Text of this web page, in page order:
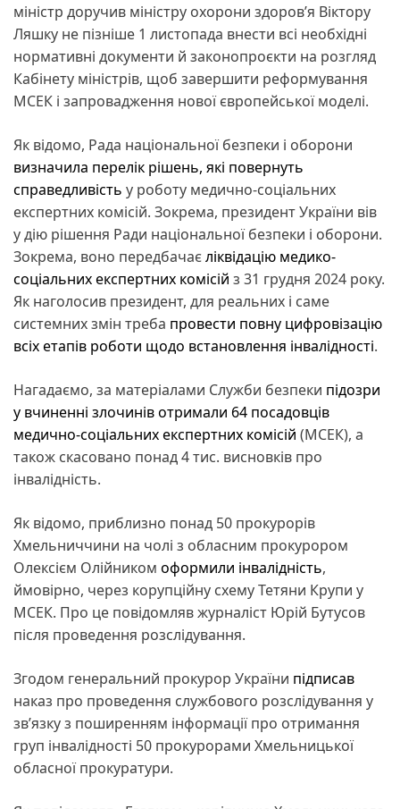
міністр доручив міністру охорони здоров’я Віктору
Ляшку не пізніше 1 листопада внести всі необхідні
нормативні документи й законопроєкти на розгляд
Кабінету міністрів, щоб завершити реформування
МСЕК і запровадження нової європейської моделі.
Як відомо, Рада національної безпеки і оборони
визначила перелік рішень, які повернуть
справедливість у роботу медично-соціальних
експертних комісій. Зокрема, президент України вів
у дію рішення Ради національної безпеки і оборони.
Зокрема, воно передбачаєліквідацію медико-
соціальних експертних комісій з 31 грудня 2024 року.
Як наголосив президент, для реальних і саме
системних змін треба провести повну цифровізацію
всіх етапів роботи щодо встановлення інвалідності.
Нагадаємо, за матеріалами Служби безпеки підозри
у вчиненні злочинів отримали 64 посадовців
медично-соціальних експертних комісій (МСЕК), а
також скасовано понад 4 тис. висновків про
інвалідність.
Як відомо, приблизно понад 50 прокурорів
Хмельниччини на чолі з обласним прокурором
Олексієм Олійником оформили інвалідність,
ймовірно, через корупційну схему Тетяни Крупи у
МСЕК. Про це повідомляв журналіст Юрій Бутусов
після проведення розслідування.
Згодом генеральний прокурор України підписав
наказ про проведення службового розслідування у
зв’язку з поширенням інформації про отримання
груп інвалідності 50 прокурорами Хмельницької
обласної прокуратури.